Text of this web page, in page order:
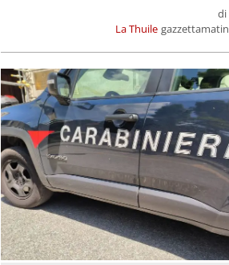
La Thuile
di
gazzettamatin